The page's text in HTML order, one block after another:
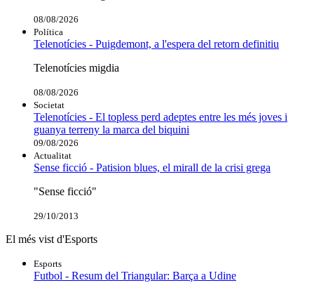
08/08/2026
Política
Telenotícies - Puigdemont, a l'espera del retorn definitiu
Telenotícies migdia
08/08/2026
Societat
Telenotícies - El topless perd adeptes entre les més joves i
guanya terreny la marca del biquini
09/08/2026
Actualitat
Sense ficció - Patision blues, el mirall de la crisi grega
"Sense ficció"
29/10/2013
El més vist d'Esports
Esports
Futbol - Resum del Triangular: Barça a Udine